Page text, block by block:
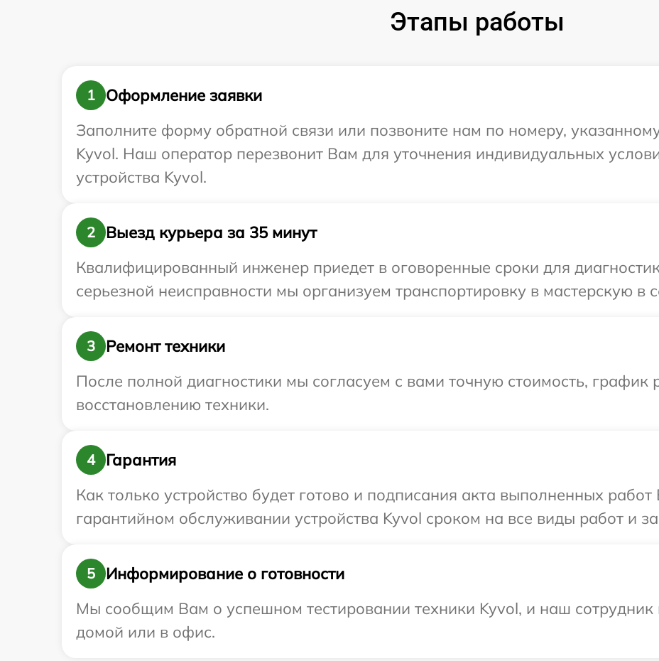
Этапы работы
1
Оформление заявки
Заполните форму обратной связи или позвоните нам по номеру,
Kyvol. Наш оператор перезвонит Вам для уточнения индивидуальных
устройства Kyvol.
2
Выезд курьера за 35 минут
Квалифицированный инженер приедет в оговоренные сроки для
серьезной неисправности мы организуем транспортировку в мастерскую в
3
Ремонт техники
После полной диагностики мы согласуем с вами точную стоимость, график
восстановлению техники.
4
Гарантия
Как только устройство будет готово и подписания акта выполненных
гарантийном обслуживании устройства Kyvol сроком на все виды работ и
5
Информирование о готовности
Мы сообщим Вам о успешном тестировании техники Kyvol, и наш сотрудник
домой или в офис.